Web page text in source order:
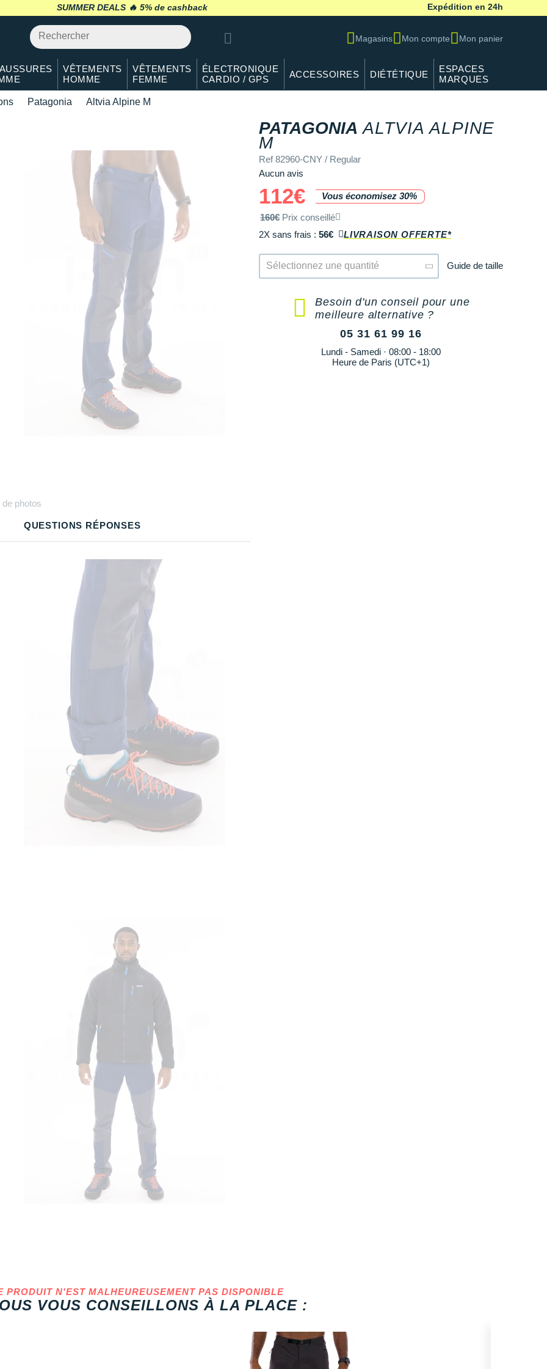
SUMMER DEALS 🔥 retour 30 jours* Expédition en 24h
Magasins Mon compte Mon panier
VÊTEMENTS
HOMME
VÊTEMENTS
FEMME
ÉLECTRONIQUE
CARDIO / GPS
ACCESSOIRES DIÉTÉTIQUE
ESPACES
MARQUES
Patagonia Altvia Alpine M
PATAGONIA ALTVIA ALPINE
M
Ref 82960-CNY / Regular
Aucun avis
112€ Vous économisez 30%
160€ Prix conseillé
2X sans frais : 56€ LIVRAISON OFFERTE*
Sélectionnez une quantité Guide de taille
Besoin d'un conseil pour une
meilleure alternative ?
05 31 61 99 16
Lundi - Samedi · 08:00 - 18:00
Heure de Paris (UTC+1)
Plus
de photos
QUESTIONS RÉPONSES
PRODUIT N'EST MALHEUREUSEMENT PAS DISPONIBLE
VOUS CONSEILLONS À LA PLACE :